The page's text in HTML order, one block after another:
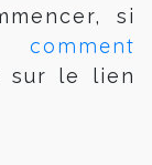
si
comment
sur le lien